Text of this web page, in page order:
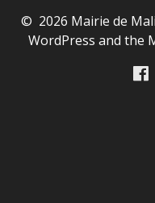
© 2026 Mairie de
WordPress and the